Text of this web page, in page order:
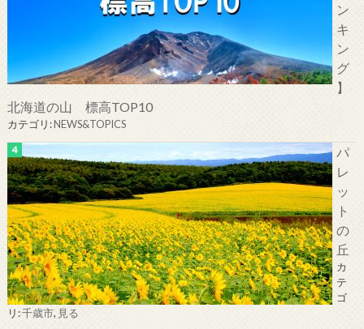
ン
キ
ン
グ
】
北海道の山 標高TOP10
カテゴリ:NEWS&TOPICS
パ
レ
ッ
ト
の
丘
カ
テ
ゴ
リ:千歳市, 見る